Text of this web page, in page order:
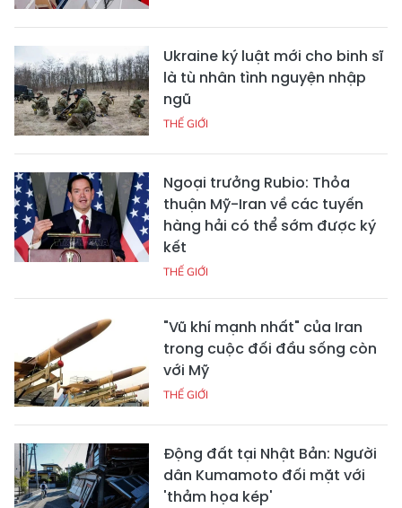
Ukraine ký luật mới cho binh sĩ
là tù nhân tình nguyện nhập
ngũ
THẾ GIỚI
Ngoại trưởng Rubio: Thỏa
thuận Mỹ-Iran về các tuyến
hàng hải có thể sớm được ký
kết
THẾ GIỚI
"Vũ khí mạnh nhất" của Iran
trong cuộc đối đầu sống còn
với Mỹ
THẾ GIỚI
Động đất tại Nhật Bản: Người
dân Kumamoto đối mặt với
'thảm họa kép'